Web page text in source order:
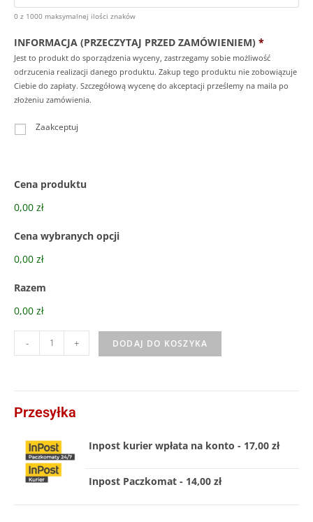
0 z 1000 maksymalnej ilości znaków
INFORMACJA (PRZECZYTAJ PRZED ZAMÓWIENIEM) *
Jest to produkt do sporządzenia wyceny, zastrzegamy sobie możliwość
odrzucenia realizacji danego produktu. Zakup tego produktu nie zobowiązuje
Ciebie do zapłaty. Szczegółową wycenę do akceptacji prześlemy na maila po
złożeniu zamówienia.
Zaakceptuj
Cena produktu
0,00 zł
Cena wybranych opcji
0,00 zł
Razem
0,00 zł
- + DODAJ DO KOSZYKA
Przesyłka
Inpost kurier wpłata na konto - 17,00 zł
Inpost Paczkomat - 14,00 zł